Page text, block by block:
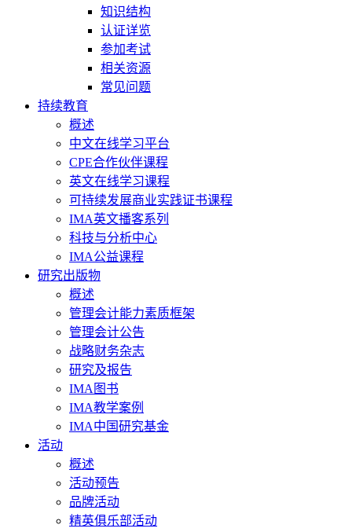
知识结构
认证详览
参加考试
相关资源
常见问题
持续教育
概述
中文在线学习平台
CPE合作伙伴课程
英文在线学习课程
可持续发展商业实践证书课程
IMA英文播客系列
科技与分析中心
IMA公益课程
研究出版物
概述
管理会计能力素质框架
管理会计公告
战略财务杂志
研究及报告
IMA图书
IMA教学案例
IMA中国研究基金
活动
概述
活动预告
品牌活动
精英俱乐部活动